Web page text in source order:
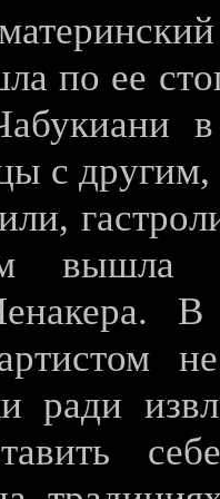
по ее
с
вышла
ради